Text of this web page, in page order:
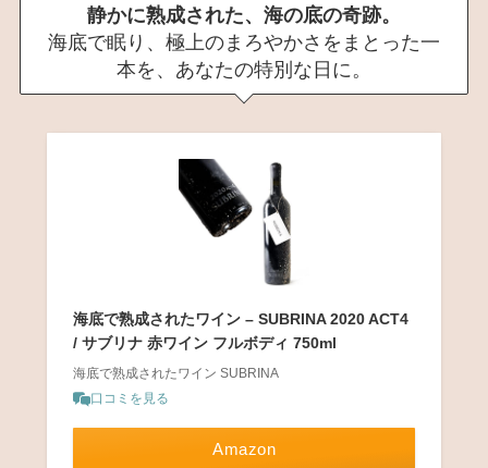
静かに熟成された、海の底の奇跡。
海底で眠り、極上のまろやかさをまとった一
本を、あなたの特別な日に。
海底で熟成されたワイン – SUBRINA 2020 ACT4
/ サブリナ 赤ワイン フルボディ 750ml
海底で熟成されたワイン SUBRINA
口コミを見る
Amazon